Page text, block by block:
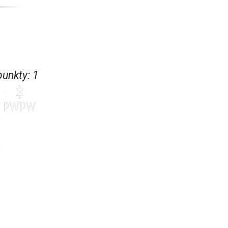
: 1